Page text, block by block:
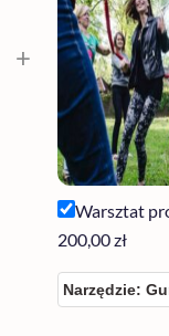
+
Warsztat
200,00zł